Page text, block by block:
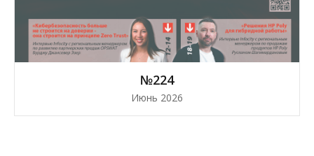
№224
Июнь 2026